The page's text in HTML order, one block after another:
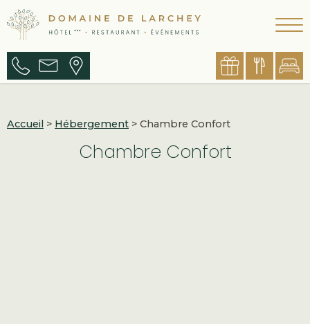
Accueil > Hébergement > Chambre Confort
Chambre Confort